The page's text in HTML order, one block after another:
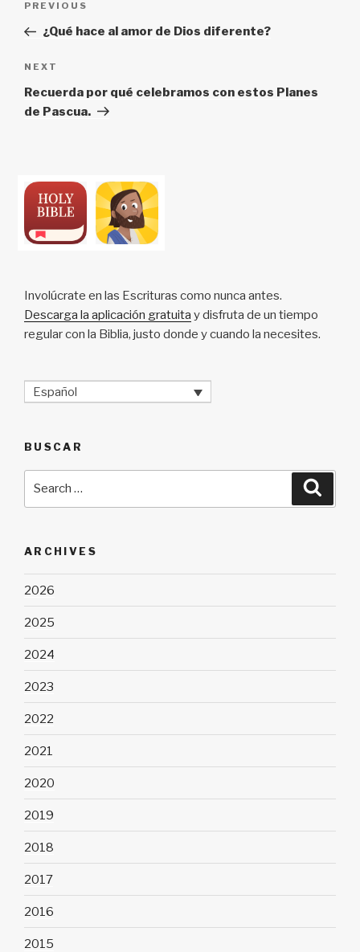
Previous
Post
PREVIOUS
¿Qué hace al amor de Dios diferente?
Next
Post
NEXT
Recuerda por qué celebramos con estos Planes
de Pascua.
Involúcrate en las Escrituras como nunca antes.
Descarga la aplicación gratuita y disfruta de un tiempo
regular con la Biblia, justo donde y cuando la necesites.
Español
BUSCAR
ARCHIVES
2026
2025
2024
2023
2022
2021
2020
2019
2018
2017
2016
2015